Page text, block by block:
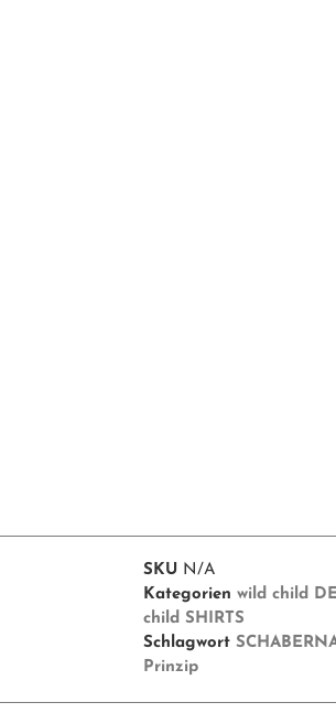
SKU N/A
Kategorien wild child
child SHIRTS
Schlagwort
Prinzip